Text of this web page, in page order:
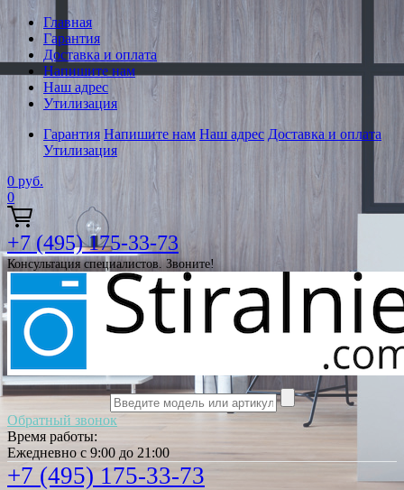
Главная
Гарантия
Доставка и оплата
Напишите нам
Наш адрес
Утилизация
Гарантия Напишите нам Наш адрес Доставка и оплата
Утилизация
0 руб.
0
+7 (495) 175-33-73
Консультация специалистов. Звоните!
Обратный звонок
Время работы:
Ежедневно с 9:00 до 21:00
+7 (495) 175-33-73